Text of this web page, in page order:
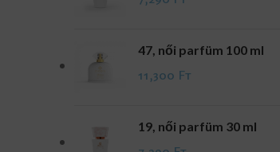
47, női parfüm 100 ml
11,300 Ft
19, női parfüm 30 ml